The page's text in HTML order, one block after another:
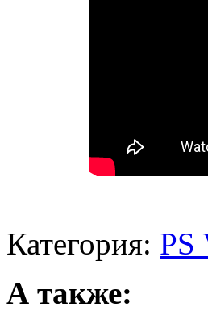
Категория: PS
А также: